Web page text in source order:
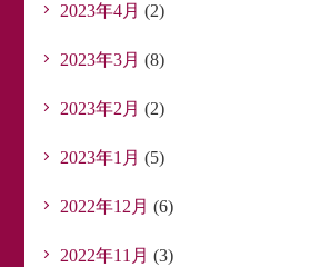
2023年4月 (2)
2023年3月 (8)
2023年2月 (2)
2023年1月 (5)
2022年12月 (6)
2022年11月 (3)